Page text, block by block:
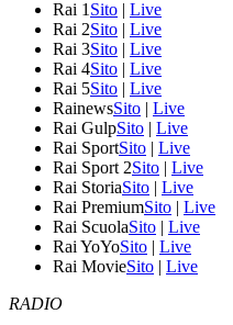
Rai 1 Sito | Live
Rai 2Sito | Live
Rai 3Sito | Live
Rai 4Sito | Live
Rai 5Sito | Live
RainewsSito | Live
Rai GulpSito | Live
Rai SportSito | Live
Rai Sport 2Sito | Live
Rai StoriaSito | Live
Rai PremiumSito | Live
Rai ScuolaSito | Live
Rai YoYoSito | Live
Rai MovieSito | Live
RADIO